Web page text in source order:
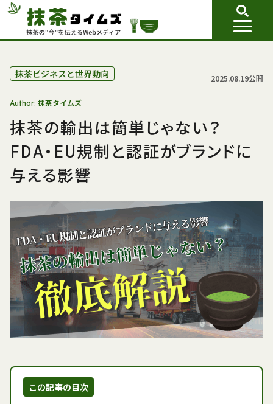
抹茶ビジネスと世界動向 2025.08.19公開
Author: 抹茶タイムズ
抹茶の輸出は簡単じゃない？
FDA・EU規制と認証がブランドに
与える影響
この記事の目次